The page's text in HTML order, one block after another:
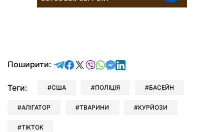
Поширити: відправити у Telegram
поділитись у Facebook
поділитись у X
відправити у Viber
відправити у Whatsapp
відправити у Messenger
відправити у LinkedIn
Теги: США ПОЛІЦІЯ БАСЕЙН
АЛІГАТОР ТВАРИНИ КУРЙОЗИ
TIKTOK